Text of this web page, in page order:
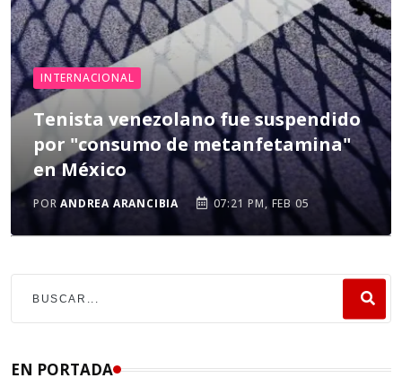
INTERNACIONAL
Tenista venezolano fue suspendido
por "consumo de metanfetamina"
en México
PORANDREA ARANCIBIA 07:21 PM, FEB 05
EN PORTADA